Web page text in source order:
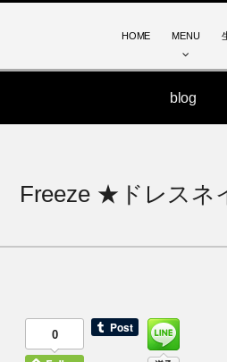
HOME MENU
blog
Freeze ★ドレスネ
0